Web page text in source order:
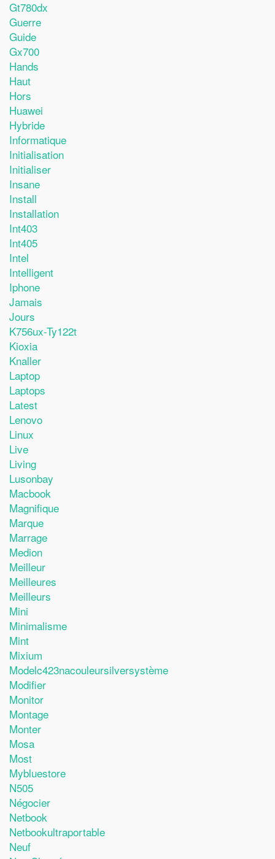
Gt780dx
Guerre
Guide
Gx700
Hands
Haut
Hors
Huawei
Hybride
Informatique
Initialisation
Initialiser
Insane
Install
Installation
Int403
Int405
Intel
Intelligent
Iphone
Jamais
Jours
K756ux-Ty122t
Kioxia
Knaller
Laptop
Laptops
Latest
Lenovo
Linux
Live
Living
Lusonbay
Macbook
Magnifique
Marque
Marrage
Medion
Meilleur
Meilleures
Meilleurs
Mini
Minimalisme
Mint
Mixium
Modelc423nacouleursilversystème
Modifier
Monitor
Montage
Monter
Mosa
Most
Mybluestore
N505
Négocier
Netbook
Netbookultraportable
Neuf